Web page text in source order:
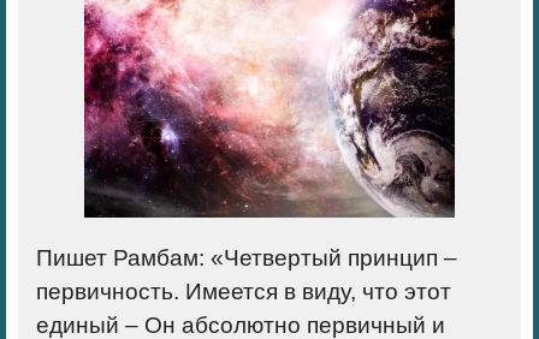
Пишет Рамбам: «Четвертый принцип –
первичность. Имеется в виду, что этот
единый – Он абсолютно первичный и